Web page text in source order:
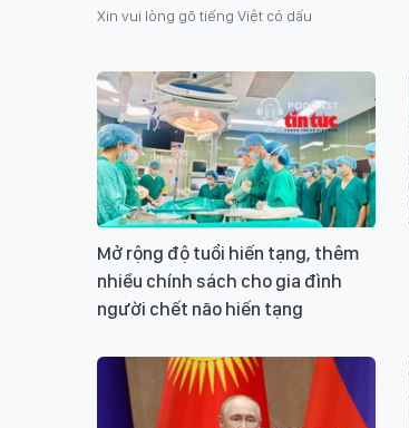
Xin vui lòng gõ tiếng Việt có dấu
Mở rộng độ tuổi hiến tạng, thêm
nhiều chính sách cho gia đình
người chết não hiến tạng